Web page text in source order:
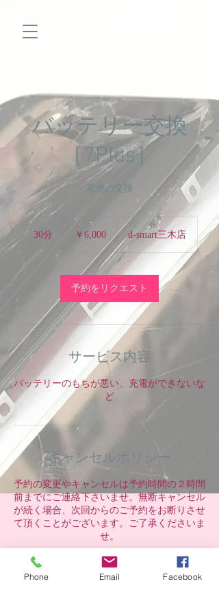
バッテリー交換
［7Plus］
電池の交換
30分 ￥6,000 d-smart三木店
予約をリクエスト
サービス内容
バッテリーのもちが悪い、充電ができないな
ど
キャンセルポリシー
予約の変更やキャンセルは予約時間の２時間
前までにご連絡下さいませ。無断キャンセル
が続く場合、次回からのご予約をお断りさせ
て頂くことがございます。ご了承くださいま
せ。
Phone Email Facebook